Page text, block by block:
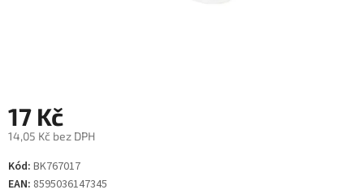
17 Kč
14,05 Kč bez DPH
Měrná
cena:
Kód: BK767017
EAN: 8595036147345